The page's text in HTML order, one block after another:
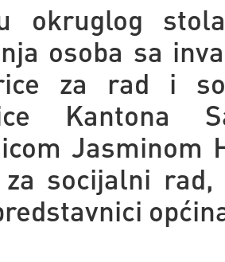
okruglog
osoba sa
za rad i
Kantona
Jasminom
socijalni